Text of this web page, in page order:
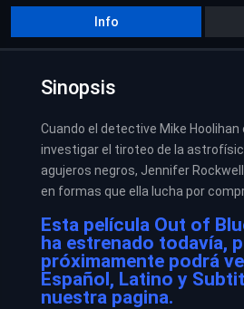
Info
Sinopsis
Cuando el detective Mike Hoolihan
investigar el tiroteo de la
agujeros negros, Jennifer
en formas que ella lucha por
Esta película Out of
ha estrenado todavía,
próximamente podrá
Español, Latino y
nuestra pagina.